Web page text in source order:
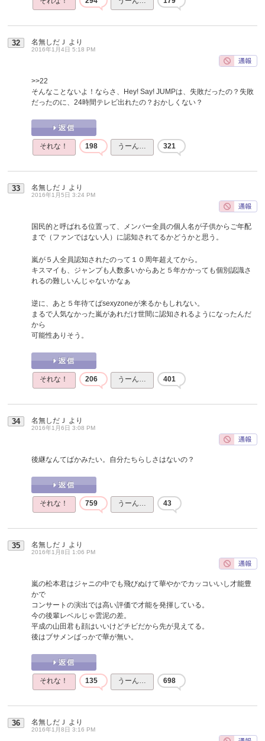
32 名無しだＪ より
2016年1月4日 5:18 PM
>>22
そんなことないよ！ならさ、Hey! Say! JUMPは、失敗だったの？失敗
だったのに、24時間テレビ出れたの？おかしくない？
それな！ 198 うーん… 321
33 名無しだＪ より
2016年1月5日 3:24 PM
国民的と呼ばれる位置って、メンバー全員の個人名が子供からご年配
まで（ファンではない人）に認知されてるかどうかと思う。
嵐が５人全員認知されたのって１０周年超えてから。
キスマイも、ジャンプも人数多いからあと５年かかっても個別認識さ
れるの難しいんじゃないかなぁ
逆に、あと５年待てばsexyzoneが来るかもしれない。
まるで人気なかった嵐があれだけ世間に認知されるようになったんだ
から
可能性ありそう。
それな！ 206 うーん… 401
34 名無しだＪ より
2016年1月6日 3:08 PM
後継なんてばかみたい。自分たちらしさはないの？
それな！ 759 うーん… 43
35 名無しだＪ より
2016年1月8日 1:06 PM
嵐の松本君はジャニの中でも飛びぬけて華やかでカッコいいし才能豊
かで
コンサートの演出では高い評価で才能を発揮している。
今の後輩レベルじゃ雲泥の差。
平成の山田君も顔はいいけどチビだから先が見えてる。
後はブサメンばっかで華が無い。
それな！ 135 うーん… 698
36 名無しだＪ より
2016年1月8日 3:16 PM